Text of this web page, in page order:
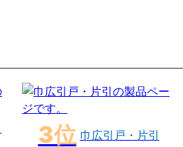
巾広引戸・片引